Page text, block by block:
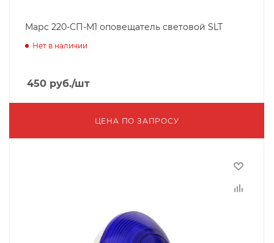
Марс 220-СП-М1 оповещатель световой SLT
Нет в наличии
450 руб./шт
ЦЕНА ПО ЗАПРОСУ